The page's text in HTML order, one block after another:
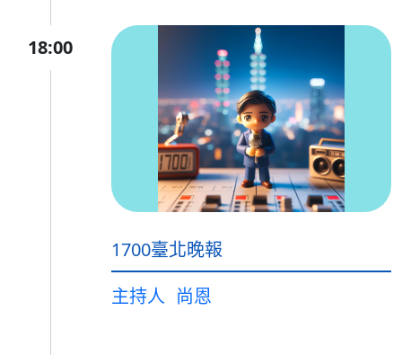
18:00
1700臺北晚報
主持人 尚恩